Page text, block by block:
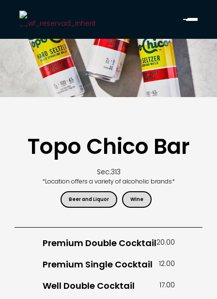
Topo Chico Bar
Sec.313
*Location offers a variety of alcoholic brands*
Beer and Liquor Wine
Premium Double Cocktail20.00
Premium Single Cocktail 12.00
Well Double Cocktail 17.00